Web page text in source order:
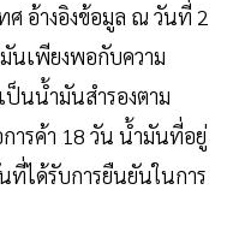
ศ อ้างอิงข้อมูล ณ วันที่ 2
นเพียงพอกับความ
ป็นน้ำมันสำรองตาม
ารค้า 18 วัน น้ำมันที่อยู่
ที่ได้รับการยืนยันในการ